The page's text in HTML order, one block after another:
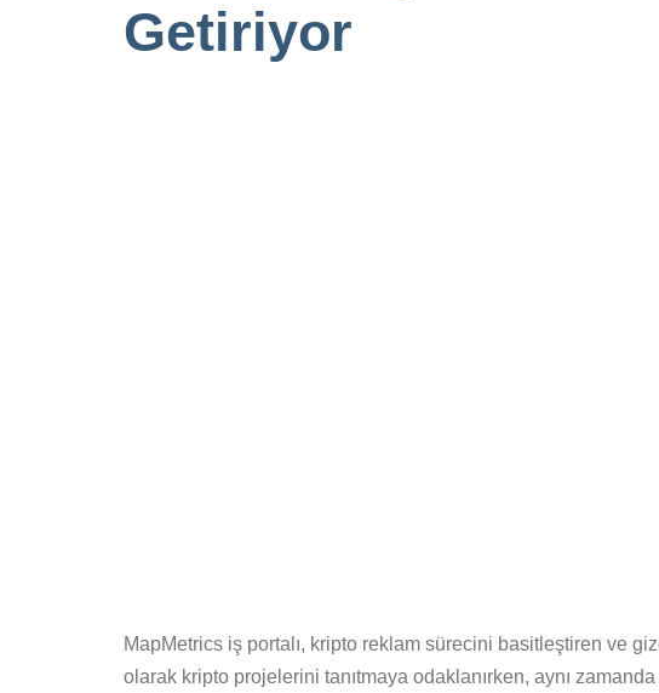
Getiriyor
MapMetrics iş portalı, kripto reklam sürecini basitleştiren ve
olarak kripto projelerini tanıtmaya odaklanırken, aynı